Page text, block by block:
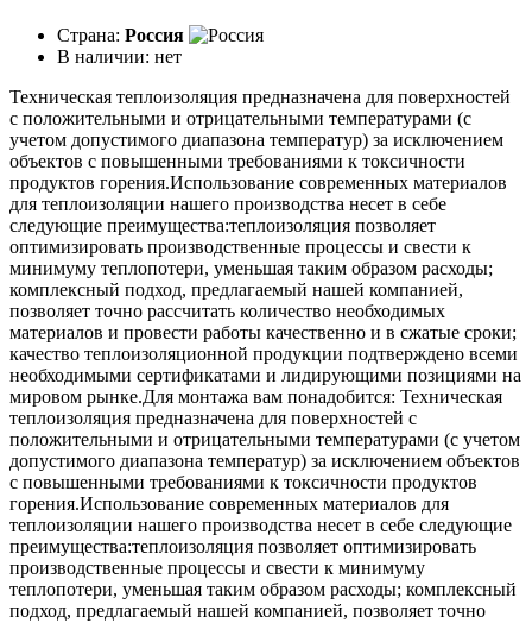
Страна: Россия
В наличии: нет
Техническая теплоизоляция предназначена для поверхностей
с положительными и отрицательными температурами (с
учетом допустимого диапазона температур) за исключением
объектов с повышенными требованиями к токсичности
продуктов горения.Использование современных материалов
для теплоизоляции нашего производства несет в себе
следующие преимущества:теплоизоляция позволяет
оптимизировать производственные процессы и свести к
минимуму теплопотери, уменьшая таким образом расходы;
комплексный подход, предлагаемый нашей компанией,
позволяет точно рассчитать количество необходимых
материалов и провести работы качественно и в сжатые сроки;
качество теплоизоляционной продукции подтверждено всеми
необходимыми сертификатами и лидирующими позициями на
мировом рынке.Для монтажа вам понадобится: Техническая
теплоизоляция предназначена для поверхностей с
положительными и отрицательными температурами (с учетом
допустимого диапазона температур) за исключением объектов
с повышенными требованиями к токсичности продуктов
горения.Использование современных материалов для
теплоизоляции нашего производства несет в себе следующие
преимущества:теплоизоляция позволяет оптимизировать
производственные процессы и свести к минимуму
теплопотери, уменьшая таким образом расходы; комплексный
подход, предлагаемый нашей компанией, позволяет точно